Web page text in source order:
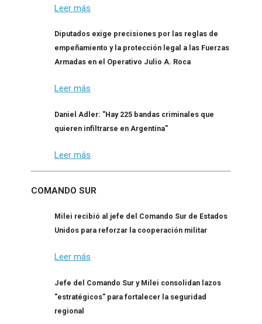
Leer más
Diputados exige precisiones por las reglas de
empeñamiento y la protección legal a las Fuerzas
Armadas en el Operativo Julio A. Roca
Leer más
Daniel Adler: "Hay 225 bandas criminales que
quieren infiltrarse en Argentina"
Leer más
COMANDO SUR
Milei recibió al jefe del Comando Sur de Estados
Unidos para reforzar la cooperación militar
Leer más
Jefe del Comando Sur y Milei consolidan lazos
"estratégicos" para fortalecer la seguridad
regional